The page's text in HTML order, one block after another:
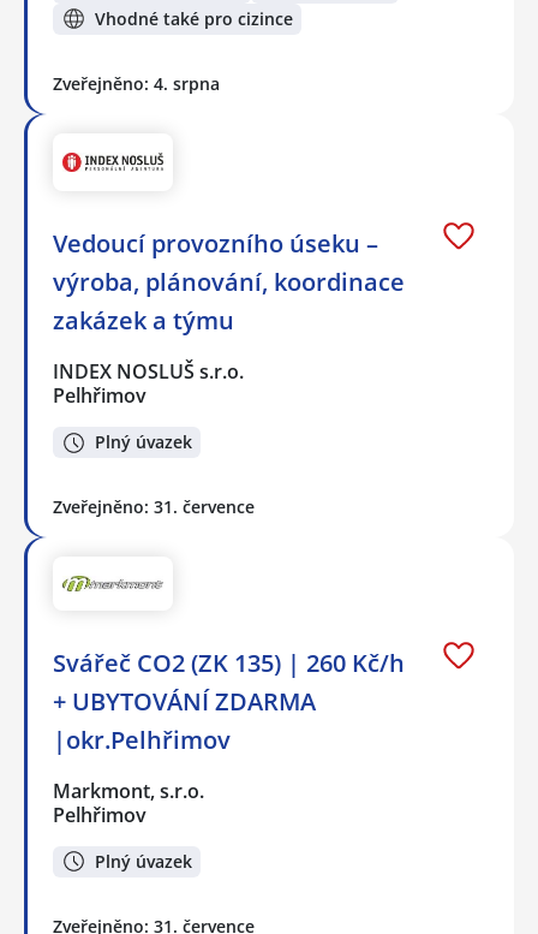
Vhodné také pro cizince
Zveřejněno: 4. srpna
Vedoucí provozního úseku –
výroba, plánování, koordinace
zakázek a týmu
INDEX NOSLUŠ s.r.o.
Pelhřimov
Plný úvazek
Zveřejněno: 31. července
Svářeč CO2 (ZK 135) | 260 Kč/h
+ UBYTOVÁNÍ ZDARMA
|okr.Pelhřimov
Markmont, s.r.o.
Pelhřimov
Plný úvazek
Zveřejněno: 31. července